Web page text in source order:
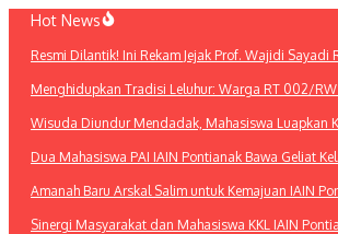
Lewati
konten
Hot News
Resmi Dilantik! Ini Rekam Jejak Prof. Wajidi Sayadi
Menghidupkan Tradisi Leluhur: Warga RT 002/
Wisuda Diundur Mendadak, Mahasiswa Luapkan
Dua Mahasiswa PAI IAIN Pontianak Bawa Geliat
Amanah Baru Arskal Salim untuk Kemajuan IAIN
Sinergi Masyarakat dan Mahasiswa KKL IAIN